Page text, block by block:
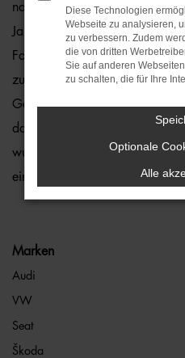
nahezu nie fest. Dennoch
Jahreswagen vor dem Verkauf
Fahrzeuge auf die Straßen von
zudem davon, dass die
Generation stammen und
daherkommen. Die Motoren
wurde bereits perfekt
einzusteigen und
Marken
Audi
VW
Seat
Škoda
Diese Technologien
Webseite zu analysieren,
zu verbessern. Zudem
die von dritten
Sie auf anderen
zu schalten, die für Ihre
Optionale
Alle